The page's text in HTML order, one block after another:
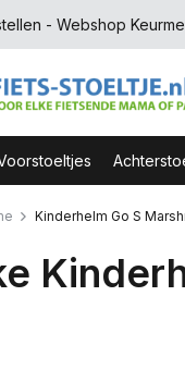
- Webshop
Kinderhelm Go S